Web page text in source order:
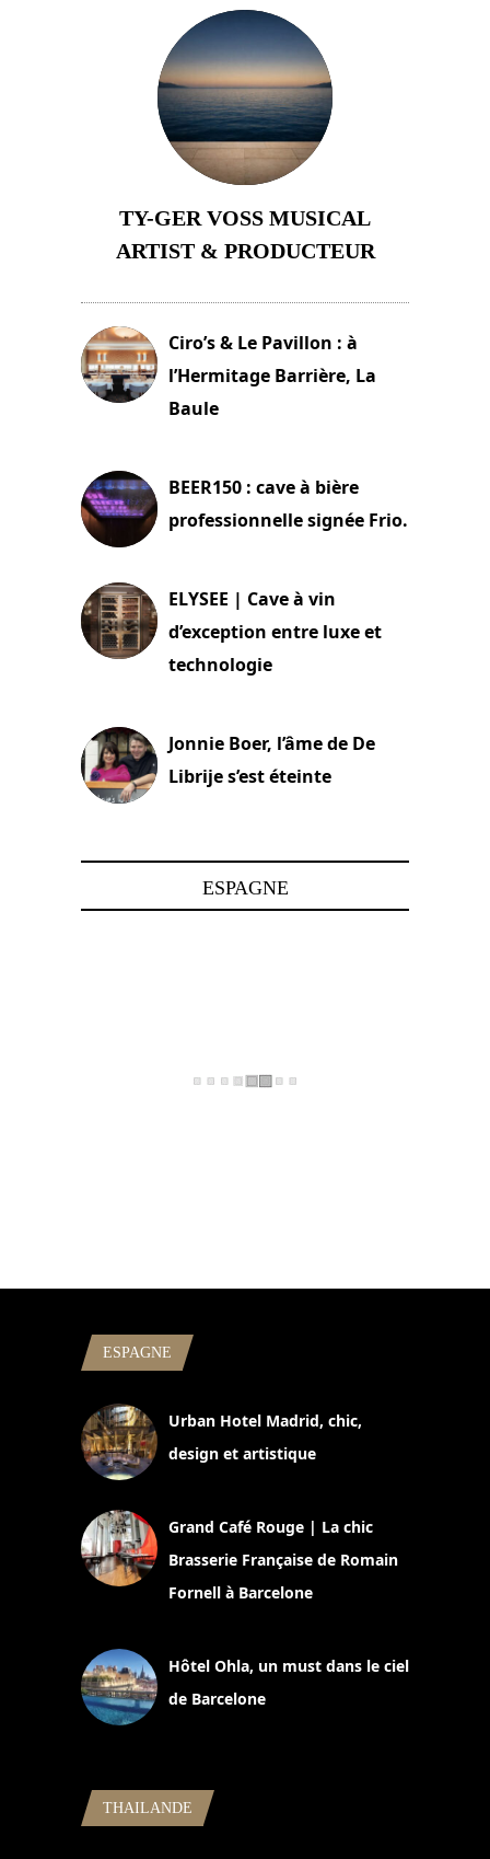
TY-GER VOSS MUSICAL
ARTIST & PRODUCTEUR
Ciro’s & Le Pavillon : à
l’Hermitage Barrière, La
Baule
BEER150 : cave à bière
professionnelle signée Frio.
ELYSEE | Cave à vin
d’exception entre luxe et
technologie
Jonnie Boer, l’âme de De
Librije s’est éteinte
ESPAGNE
ESPAGNE
Urban Hotel Madrid, chic,
design et artistique
Grand Café Rouge | La chic
Brasserie Française de Romain
Fornell à Barcelone
Hôtel Ohla, un must dans le ciel
de Barcelone
THAILANDE